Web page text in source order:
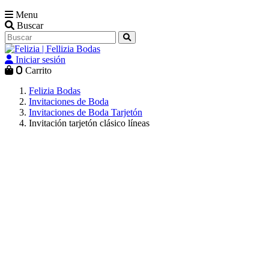
Menu
Buscar
Iniciar sesión
0 Carrito
Felizia Bodas
Invitaciones de Boda
Invitaciones de Boda Tarjetón
Invitación tarjetón clásico líneas